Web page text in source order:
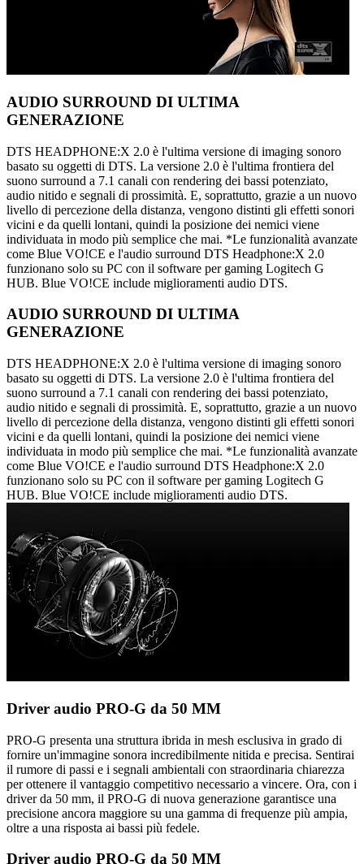
AUDIO SURROUND DI ULTIMA
GENERAZIONE
DTS HEADPHONE:X 2.0 è l'ultima versione di imaging sonoro
basato su oggetti di DTS. La versione 2.0 è l'ultima frontiera del
suono surround a 7.1 canali con rendering dei bassi potenziato,
audio nitido e segnali di prossimità. E, soprattutto, grazie a un nuovo
livello di percezione della distanza, vengono distinti gli effetti sonori
vicini e da quelli lontani, quindi la posizione dei nemici viene
individuata in modo più semplice che mai. *Le funzionalità avanzate
come Blue VO!CE e l'audio surround DTS Headphone:X 2.0
funzionano solo su PC con il software per gaming Logitech G
HUB. Blue VO!CE include miglioramenti audio DTS.
AUDIO SURROUND DI ULTIMA
GENERAZIONE
DTS HEADPHONE:X 2.0 è l'ultima versione di imaging sonoro
basato su oggetti di DTS. La versione 2.0 è l'ultima frontiera del
suono surround a 7.1 canali con rendering dei bassi potenziato,
audio nitido e segnali di prossimità. E, soprattutto, grazie a un nuovo
livello di percezione della distanza, vengono distinti gli effetti sonori
vicini e da quelli lontani, quindi la posizione dei nemici viene
individuata in modo più semplice che mai. *Le funzionalità avanzate
come Blue VO!CE e l'audio surround DTS Headphone:X 2.0
funzionano solo su PC con il software per gaming Logitech G
HUB. Blue VO!CE include miglioramenti audio DTS.
Driver audio PRO-G da 50 MM
PRO-G presenta una struttura ibrida in mesh esclusiva in grado di
fornire un'immagine sonora incredibilmente nitida e precisa. Sentirai
il rumore di passi e i segnali ambientali con straordinaria chiarezza
per ottenere il vantaggio competitivo necessario a vincere. Ora, con i
driver da 50 mm, il PRO-G di nuova generazione garantisce una
precisione ancora maggiore su una gamma di frequenze più ampia,
oltre a una risposta ai bassi più fedele.
Driver audio PRO-G da 50 MM